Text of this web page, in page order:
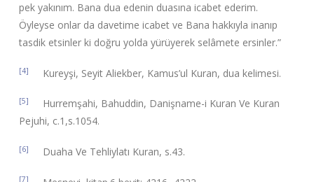
pek yakınım. Bana dua edenin duasına icabet ederim.
Öyleyse onlar da davetime icabet ve Bana hakkıyla inanıp
tasdik etsinler ki doğru yolda yürüyerek selâmete ersinler.”
[4] Kureyşi, Seyit Aliekber, Kamus’ul Kuran, dua kelimesi.
[5]
Hurremşahi, Bahuddin, Danişname-i Kuran Ve Kuran
Pejuhi, c.1,s.1054.
[6] Duaha Ve Tehliylatı Kuran, s.43.
[7]